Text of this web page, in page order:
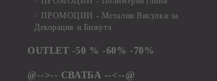
ПРОМОЦИИ - Метални Висулки за
Декорация и Бижута
OUTLET -50 % -60% -70%
@-->-- СВАТБА --<--@